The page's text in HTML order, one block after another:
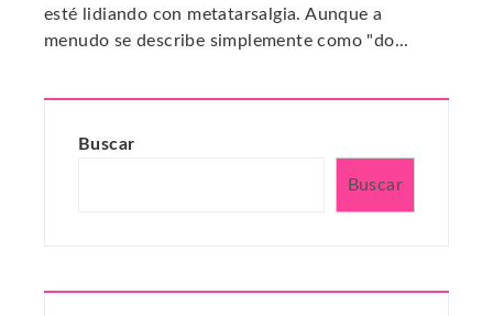
esté lidiando con metatarsalgia. Aunque a
menudo se describe simplemente como "do...
Buscar
Buscar